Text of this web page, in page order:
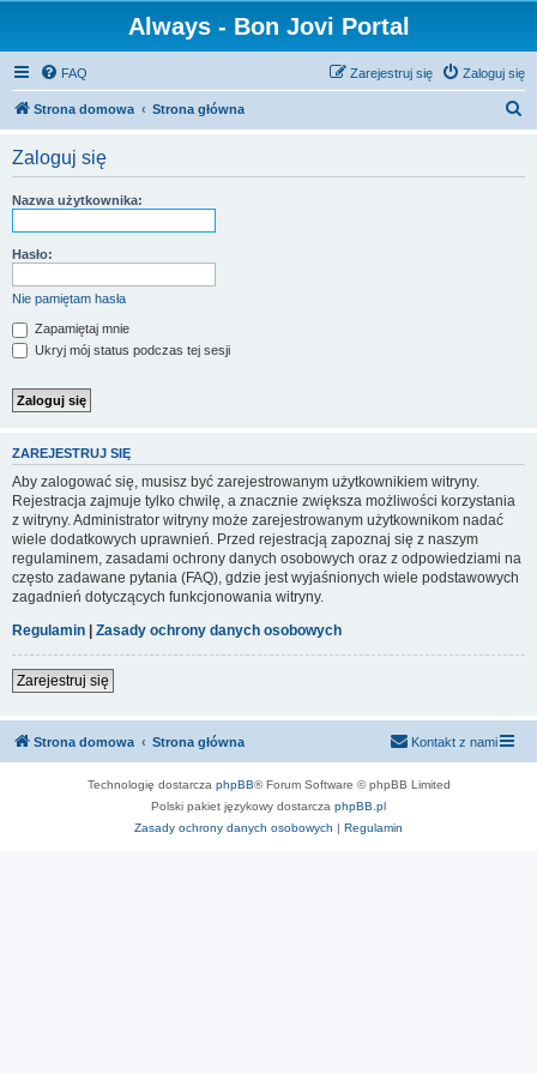
Always - Bon Jovi Portal
FAQ Zaloguj się
Zarejestruj się
Strona domowa Strona główna
Zaloguj się
Nazwa użytkownika:
Hasło:
Nie pamiętam hasła
Zapamiętaj mnie
Ukryj mój status podczas tej sesji
ZAREJESTRUJ SIĘ
Aby zalogować się, musisz być zarejestrowanym użytkownikiem witryny.
Rejestracja zajmuje tylko chwilę, a znacznie zwiększa możliwości korzystania
z witryny. Administrator witryny może zarejestrowanym użytkownikom nadać
wiele dodatkowych uprawnień. Przed rejestracją zapoznaj się z naszym
regulaminem, zasadami ochrony danych osobowych oraz z odpowiedziami na
często zadawane pytania (FAQ), gdzie jest wyjaśnionych wiele podstawowych
zagadnień dotyczących funkcjonowania witryny.
Regulamin | Zasady ochrony danych osobowych
Zarejestruj się
Strona domowa Strona główna Kontakt z nami
Technologię dostarcza phpBB® Forum Software © phpBB Limited
Polski pakiet językowy dostarcza phpBB.pl
Zasady ochrony danych osobowych | Regulamin